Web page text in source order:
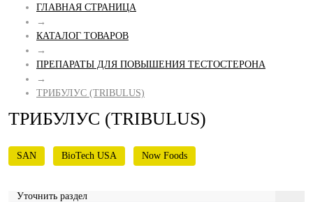
ГЛАВНАЯ СТРАНИЦА
→
КАТАЛОГ ТОВАРОВ
→
ПРЕПАРАТЫ ДЛЯ ПОВЫШЕНИЯ ТЕСТОСТЕРОНА
→
ТРИБУЛУС (TRIBULUS)
ТРИБУЛУС (TRIBULUS)
SAN BioTech USA Now Foods
Уточнить раздел